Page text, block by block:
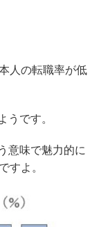
人の転職率が低
うです。
意味で魅力的に
すよ。